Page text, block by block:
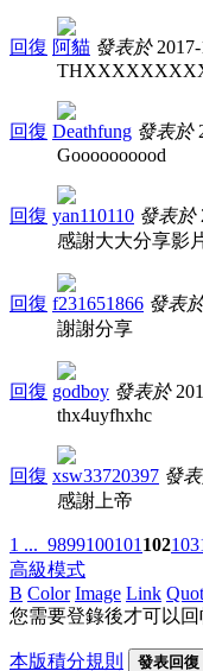
回復 阿貓 發表於
回復 Deathfung 發表於
Goooooooood
回復 yan110110 發表於
感謝大大分享影
回復 f231651866 發表
謝謝分享
回復 godboy 發表於
thx4uyfhxhc
回復 xsw33720397 發
感謝上帝
1 ... 9899100101 102103
高級模式
B Color Image Link
您需要登錄後才可以回
本版積分規則 發表回復